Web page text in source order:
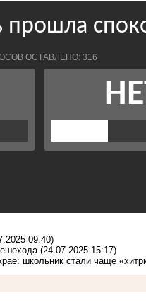
09:40)
(24.07.2025 15:17)
школьник стали чаще